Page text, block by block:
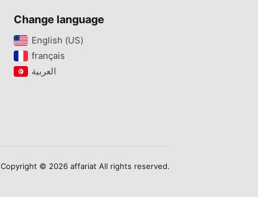
Change language
English (US)‎
français‎
Copyright © 2026 affariat All rights reserved.